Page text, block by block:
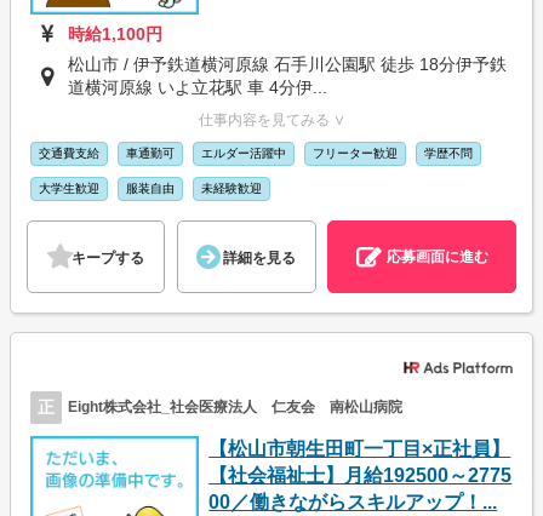
時給1,100円
松山市 / 伊予鉄道横河原線 石手川公園駅 徒歩 18分伊予鉄
道横河原線 いよ立花駅 車 4分伊...
仕事内容を見てみる ∨
交通費支給 車通勤可 エルダー活躍中 フリーター歓迎 学歴不問
大学生歓迎 服装自由 未経験歓迎
キープする 詳細を見る 応募画面に進む
正 Eight株式会社_社会医療法人 仁友会 南松山病院
【松山市朝生田町一丁目×正社員】
【社会福祉士】月給192500～2775
00／働きながらスキルアップ！...